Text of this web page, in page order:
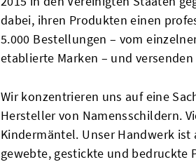
dabei, ihren Produkten einen
5.000 Bestellungen – vom
etablierte Marken – und
Wir konzentrieren uns auf eine
Hersteller von Namensschildern.
Kindermäntel. Unser Handwerk
gewebte, gestickte und bedruckte